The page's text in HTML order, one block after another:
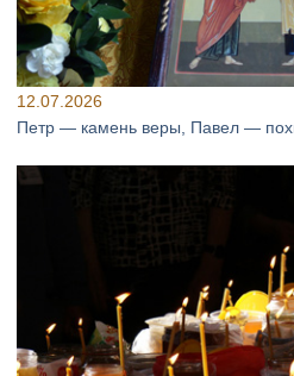
12.07.2026
Петр — камень веры, Павел —